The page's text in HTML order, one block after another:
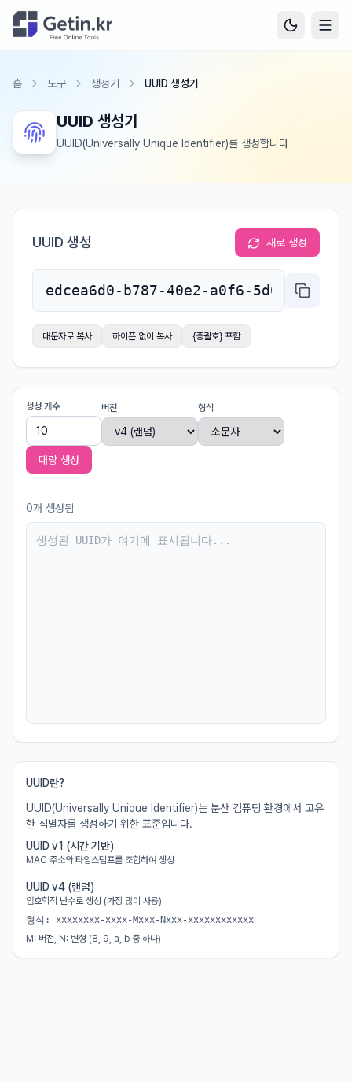
홈 도구 생성기 UUID 생성기
UUID 생성기
UUID(Universally Unique Identifier)를 생성합니다
UUID 생성 새로 생성
대문자로 복사 하이픈 없이 복사 {중괄호} 포함
생성 개수 버전 형식
대량 생성
0개 생성됨
UUID란?
UUID(Universally Unique Identifier)는 분산 컴퓨팅 환경에서 고유
한 식별자를 생성하기 위한 표준입니다.
UUID v1 (시간 기반)
MAC 주소와 타임스탬프를 조합하여 생성
UUID v4 (랜덤)
암호학적 난수로 생성 (가장 많이 사용)
형식: xxxxxxxx-xxxx-Mxxx-Nxxx-xxxxxxxxxxxx
M: 버전, N: 변형 (8, 9, a, b 중 하나)